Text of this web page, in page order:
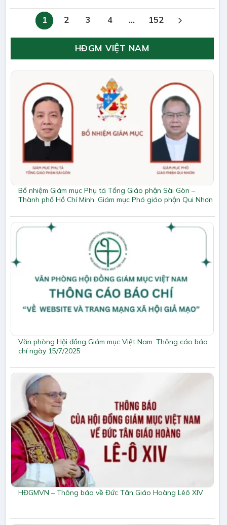
1 2 3 4 … 152
HĐGM VIỆT NAM
Bổ nhiệm Giám mục Phụ tá Tổng Giáo phận Sài Gòn –
Thành phố Hồ Chí Minh, Giám mục Phó giáo phận Qui Nhơn
Văn phòng Hội đồng Giám mục Việt Nam: Thông cáo báo
chí ngày 15/7/2025
HĐGMVN – Thông báo về Đức Tân Giáo Hoàng Lêô XIV